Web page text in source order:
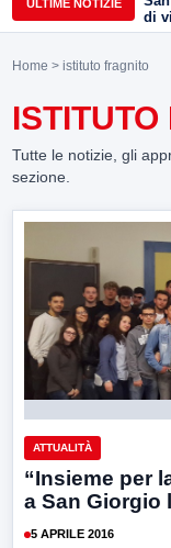
ULTIME NOTIZIE
di
Home > istituto fragnito
ISTITUTO
Tutte le notizie, gli
sezione.
ATTUALITÀ
“Insieme per
a San Giorgio
5 APRILE 2016